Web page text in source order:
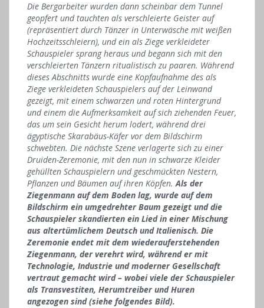
Die Bergarbeiter wurden dann scheinbar dem Tunnel
geopfert und tauchten als verschleierte Geister auf
(repräsentiert durch Tänzer in Unterwäsche mit weißen
Hochzeitsschleiern), und ein als Ziege verkleideter
Schauspieler sprang heraus und begann sich mit den
verschleierten Tänzern ritualistisch zu paaren. Während
dieses Abschnitts wurde eine Kopfaufnahme des als
Ziege verkleideten Schauspielers auf der Leinwand
gezeigt, mit einem schwarzen und roten Hintergrund
und einem die Aufmerksamkeit auf sich ziehenden Feuer,
das um sein Gesicht herum lodert, während drei
ägyptische Skarabäus-Käfer vor dem Bildschirm
schwebten. Die nächste Szene verlagerte sich zu einer
Druiden-Zeremonie, mit den nun in schwarze Kleider
gehüllten Schauspielern und geschmückten Nestern,
Pflanzen und Bäumen auf ihren Köpfen.Als der
Ziegenmann auf dem Boden lag, wurde auf dem
Bildschirm ein umgedrehter Baum gezeigt und die
Schauspieler skandierten ein Lied in einer Mischung
aus altertümlichem Deutsch und Italienisch. Die
Zeremonie endet mit dem wiederauferstehenden
Ziegenmann, der verehrt wird, während er mit
Technologie, Industrie und moderner Gesellschaft
vertraut gemacht wird – wobei viele der Schauspieler
als Transvestiten, Herumtreiber und Huren
angezogen sind (siehe folgendes Bild).